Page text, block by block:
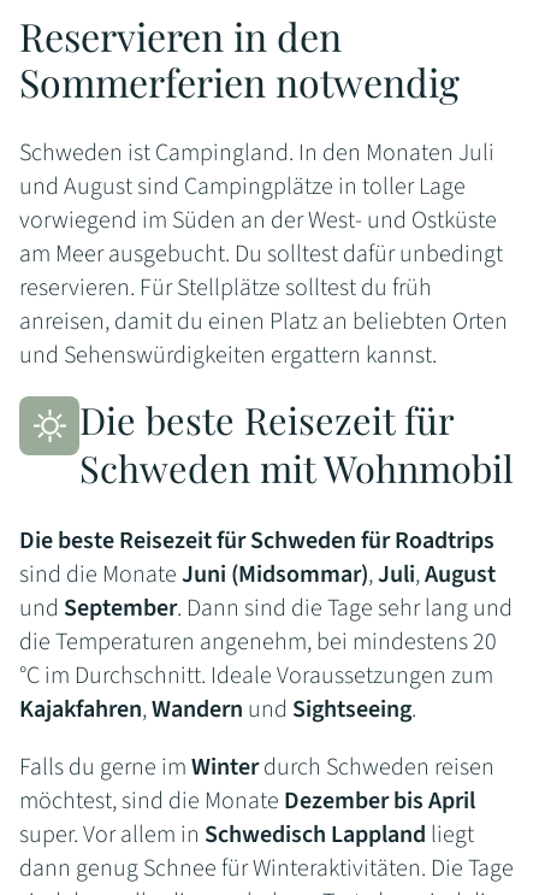
Reservieren in den
Sommerferien notwendig
Schweden ist Campingland. In den Monaten Juli
und August sind Campingplätze in toller Lage
vorwiegend im Süden an der West- und Ostküste
am Meer ausgebucht. Du solltest dafür unbedingt
reservieren. Für Stellplätze solltest du früh
anreisen, damit du einen Platz an beliebten Orten
und Sehenswürdigkeiten ergattern kannst.
Die beste Reisezeit für
Schweden mit Wohnmobil
Die beste Reisezeit für Schweden für Roadtrips
sind die MonateJuni (Midsommar),Juli,August
und September. Dann sind die Tage sehr lang und
die Temperaturen angenehm, bei mindestens 20
°C im Durchschnitt. Ideale Voraussetzungen zum
Kajakfahren,Wandern und Sightseeing.
Falls du gerne imWinterdurch Schweden reisen
möchtest, sind die Monate Dezember bis April
super. Vor allem in Schwedisch Lappland liegt
dann genug Schnee für Winteraktivitäten. Die Tage